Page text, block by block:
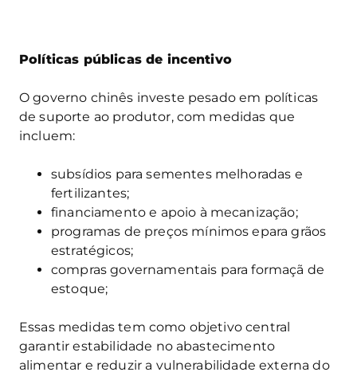
Políticas públicas de incentivo
O governo chinês investe pesado em políticas
de suporte ao produtor, com medidas que
incluem:
subsídios para sementes melhoradas e
fertilizantes;
financiamento e apoio à mecanização;
programas de preços mínimos epara grãos
estratégicos;
compras governamentais para formaçã de
estoque;
Essas medidas tem como objetivo central
garantir estabilidade no abastecimento
alimentar e reduzir a vulnerabilidade externa do